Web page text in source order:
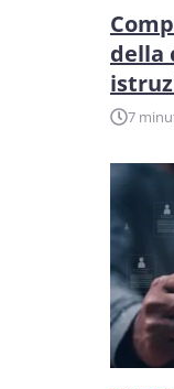
della
7